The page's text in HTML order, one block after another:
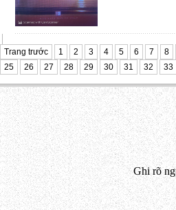
Trang trước 1 2 3 4 5 6 7 8
25
26 27 28 29 30 31 32 33
Ghi rõ